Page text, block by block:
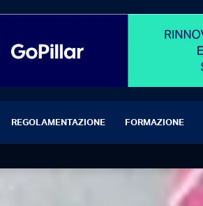
REGOLAMENTAZIONE FORMAZIONE